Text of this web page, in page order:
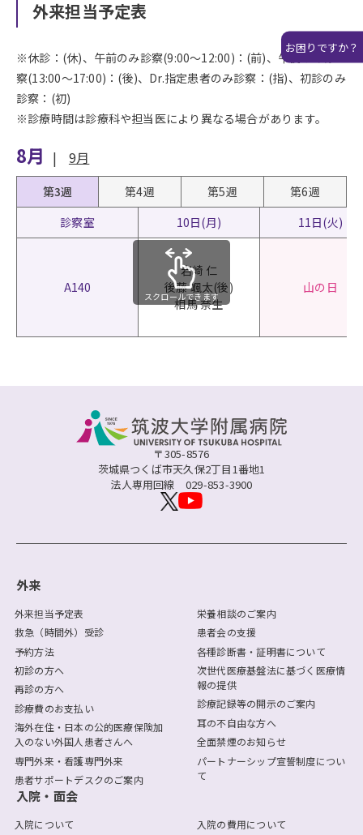
外来担当予定表
※休診：(休)、午前のみ診察(9:00〜12:00)：(前)、午後のみ診
察(13:00〜17:00)：(後)、Dr.指定患者のみ診察：(指)、初診のみ
診察：(初)
※診療時間は診療科や担当医により異なる場合があります。
8月 | 9月
第3週 第4週 第5週
第6週
診察室
10日(月) 11日(火)
A140
岩崎 仁
後藤 颯太(後)
相馬 奈生
山の日
スクロールできます
お困りですか？
〒305-8576
茨城県つくば市天久保2丁目1番地1
法人専用回線 029-853-3900
外来
外来担当予定表
救急（時間外）受診
予約方法
初診の方へ
再診の方へ
診療費のお支払い
海外在住・日本の公的医療保険加
入のない外国人患者さんへ
専門外来・看護専門外来
患者サポートデスクのご案内
栄養相談のご案内
患者会の支援
各種診断書・証明書について
次世代医療基盤法に基づく医療情
報の提供
診療記録等の開示のご案内
耳の不自由な方へ
全面禁煙のお知らせ
パートナーシップ宣誓制度につい
て
入院・面会
入院について
入院の費用について